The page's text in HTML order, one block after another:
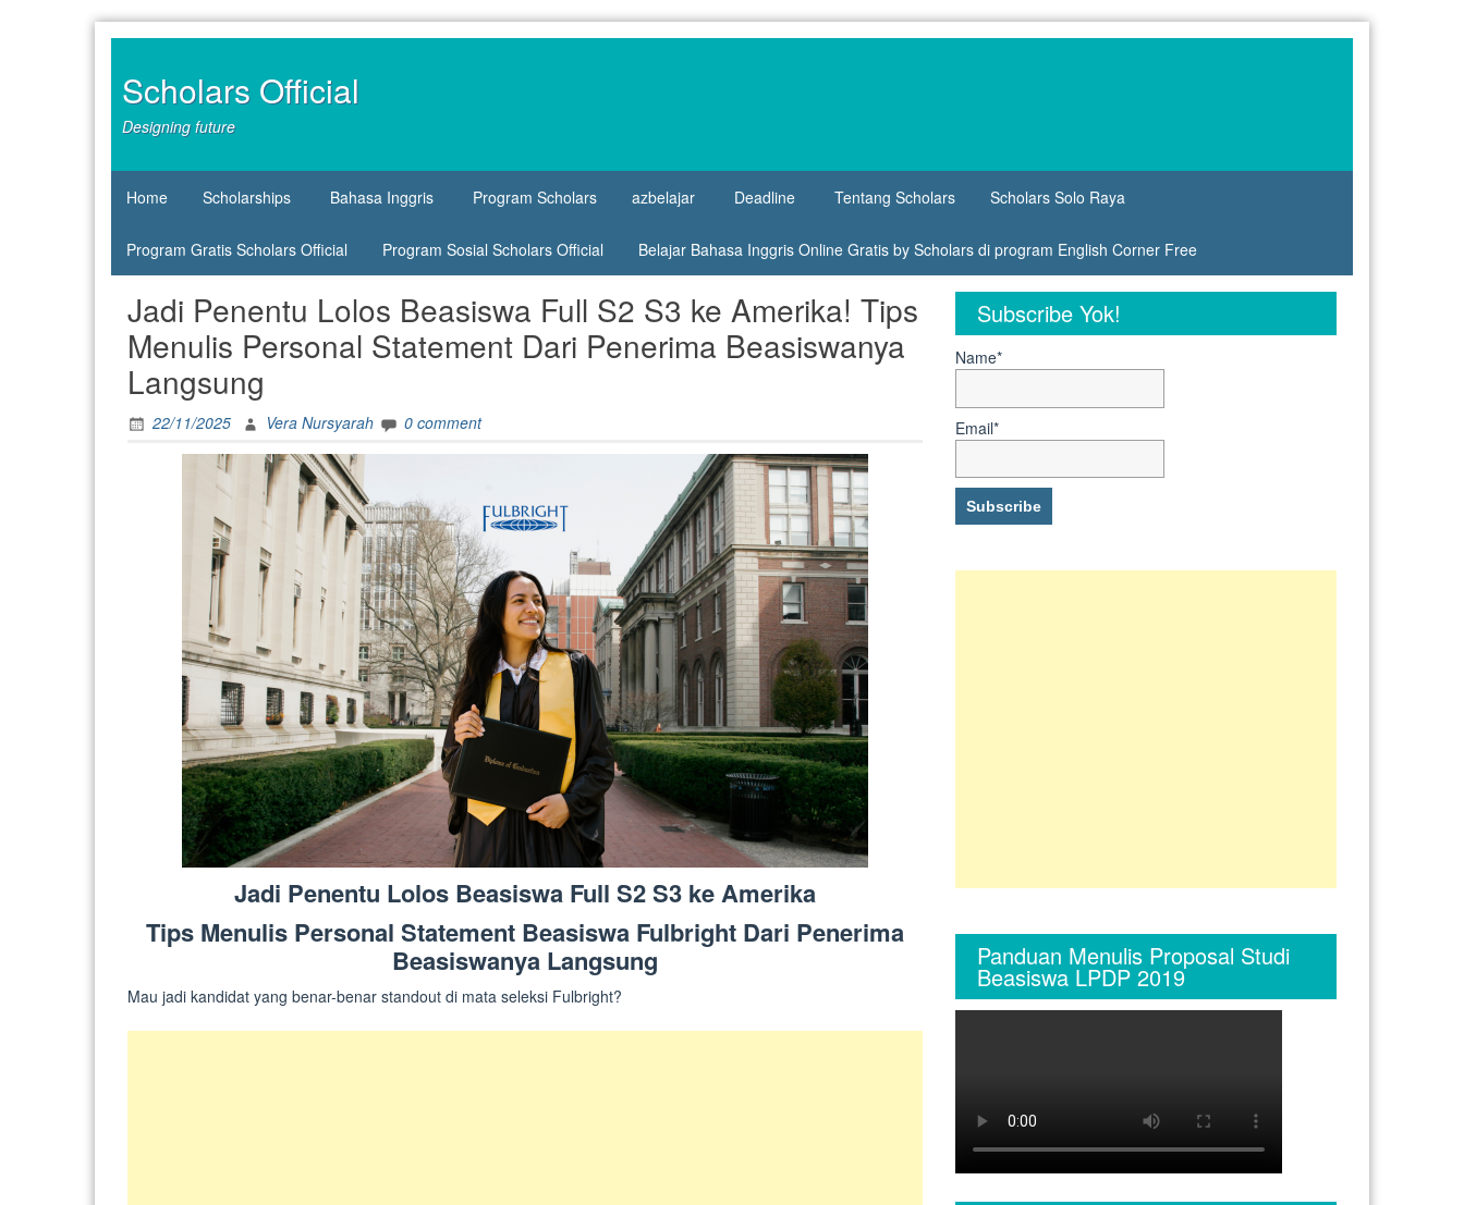
Scholars Official
Designing future
Home Scholarships Bahasa Inggris Program Scholars azbelajar Deadline Tentang Scholars Scholars Solo Raya
Program Gratis Scholars Official Program Sosial Scholars Official Belajar Bahasa Inggris Online Gratis by Scholars di program English Corner Free
Jadi Penentu Lolos Beasiswa Full S2 S3 ke Amerika! Tips
Menulis Personal Statement Dari Penerima Beasiswanya
Langsung
22/11/2025 Vera Nursyarah 0 comment
Jadi Penentu Lolos Beasiswa Full S2 S3 ke Amerika
Tips Menulis Personal Statement Beasiswa Fulbright Dari Penerima
Beasiswanya Langsung
Mau jadi kandidat yang benar-benar standout di mata seleksi Fulbright?
Subscribe Yok!
Name*
Email*
Panduan Menulis Proposal Studi
Beasiswa LPDP 2019